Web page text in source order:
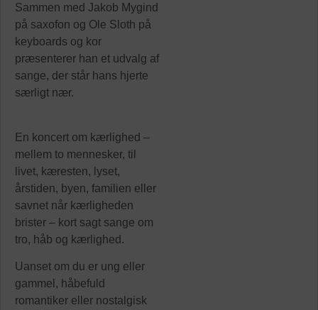
Sammen med Jakob Mygind
på saxofon og Ole Sloth på
keyboards og kor
præsenterer han et udvalg af
sange, der står hans hjerte
særligt nær.
En koncert om kærlighed –
mellem to mennesker, til
livet, kæresten, lyset,
årstiden, byen, familien eller
savnet når kærligheden
brister – kort sagt sange om
tro, håb og kærlighed.
Uanset om du er ung eller
gammel, håbefuld
romantiker eller nostalgisk